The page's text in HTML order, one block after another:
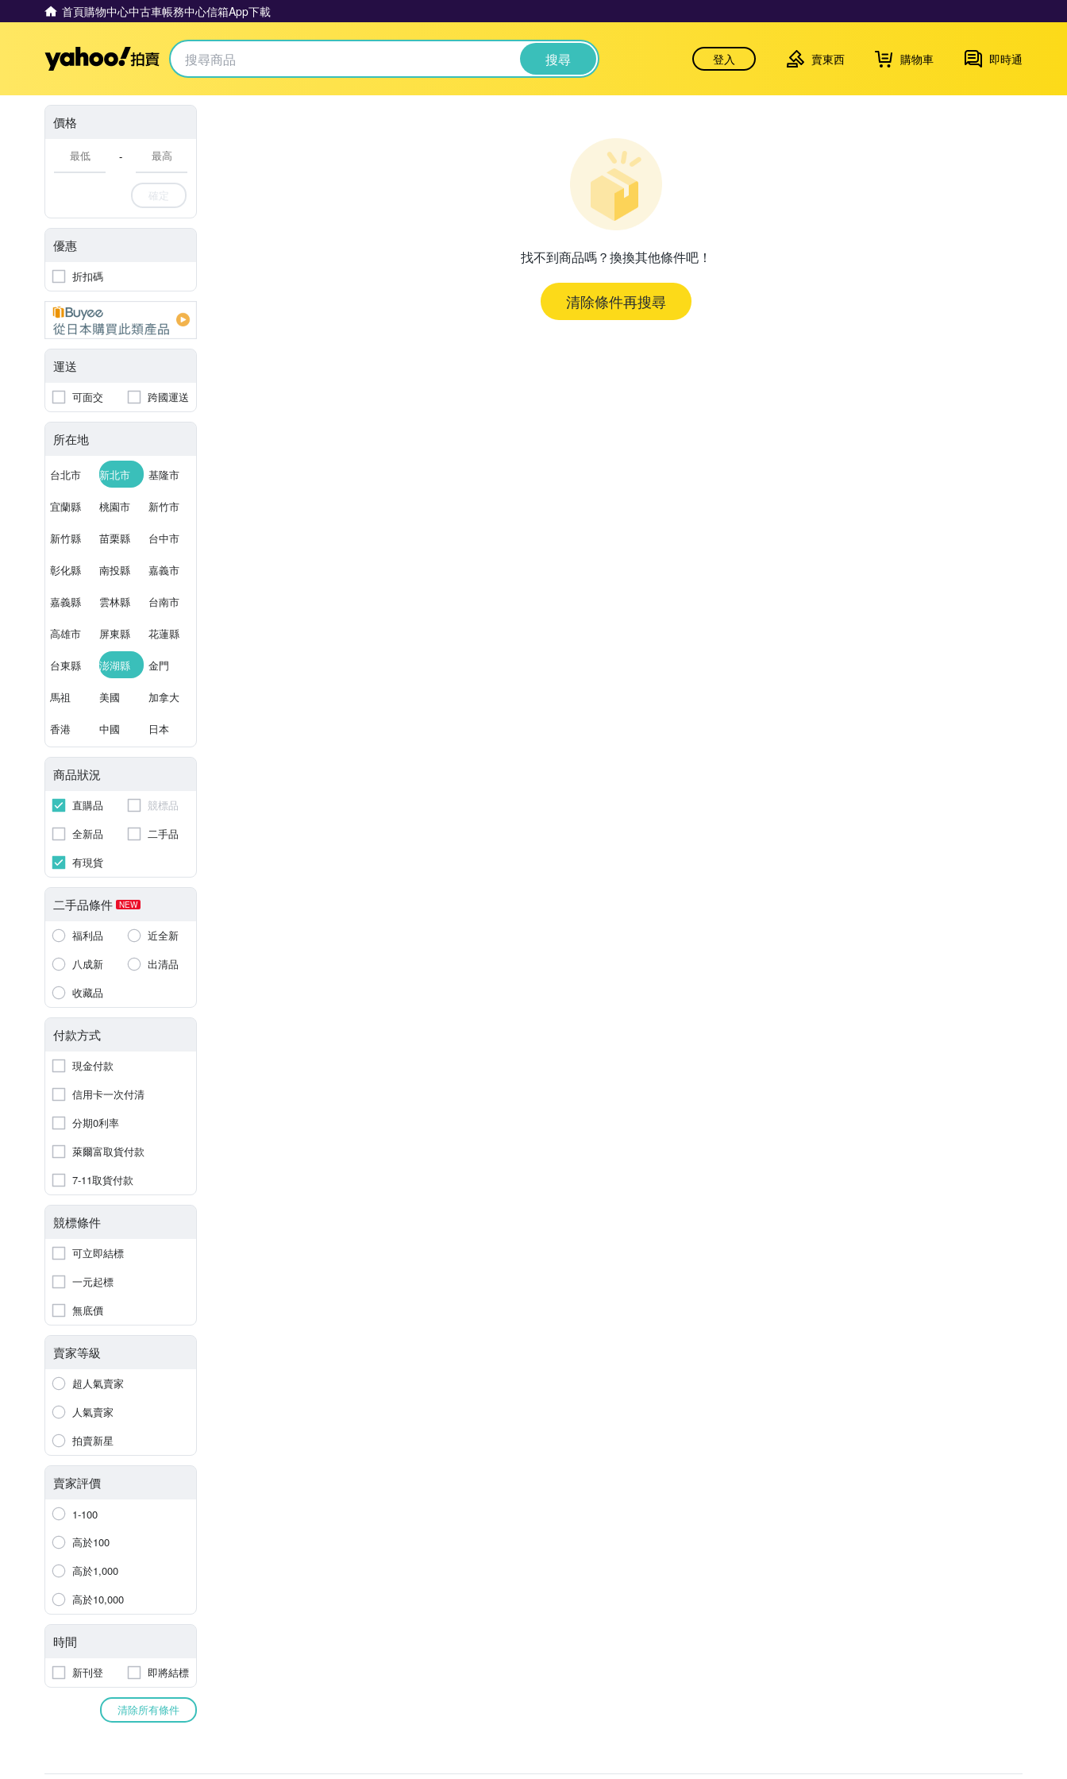
首頁購物中心中古車帳務中心信箱App下載
Yahoo拍賣 搜尋 登入 賣東西 購物車 即時通
價格
-
確定
優惠
折扣碼
運送
可面交 跨國運送
所在地
台北市 新北市 基隆市
宜蘭縣 桃園市 新竹市
新竹縣 苗栗縣 台中市
彰化縣 南投縣 嘉義市
嘉義縣 雲林縣 台南市
高雄市 屏東縣 花蓮縣
台東縣 澎湖縣 金門
馬祖 美國 加拿大
香港 中國 日本
商品狀況
直購品
競標品
全新品
二手品
有現貨
二手品條件 NEW
福利品
近全新
八成新
出清品
收藏品
付款方式
現金付款
信用卡一次付清
分期0利率
萊爾富取貨付款
7-11取貨付款
競標條件
可立即結標
一元起標
無底價
賣家等級
超人氣賣家
人氣賣家
拍賣新星
賣家評價
1-100
高於100
高於1,000
高於10,000
時間
新刊登 即將結標
清除所有條件
找不到商品嗎？換換其他條件吧！
清除條件再搜尋